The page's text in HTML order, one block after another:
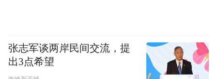
张志军谈两岸民间交流，提
出3点希望